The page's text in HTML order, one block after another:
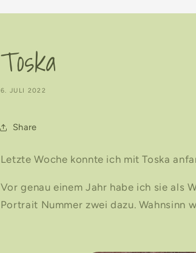
Toska
6. JULI 2022
Share
Letzte Woche konnte ich mit Toska
Vor genau einem Jahr habe ich sie als
Portrait Nummer zwei dazu. Wahnsinn